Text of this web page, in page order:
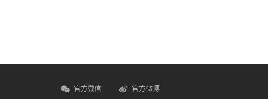
官方微信 官方微博